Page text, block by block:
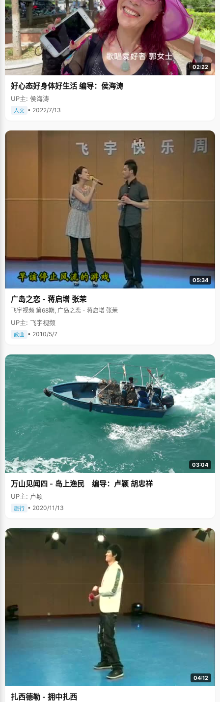
02:22
好心态好身体好生活 编导：侯海涛
UP主: 侯海涛
人文 • 2022/7/13
05:34
广岛之恋 - 蒋启增 张茉
飞宇视频 第68期, 广岛之恋 - 蒋启增 张茉
UP主: 飞宇视频
歌曲 • 2010/5/7
03:04
万山见闻四 - 岛上渔民 编导：卢颖 胡忠祥
UP主: 卢颖
旅行 • 2020/11/13
04:12
扎西德勒 - 拥中扎西